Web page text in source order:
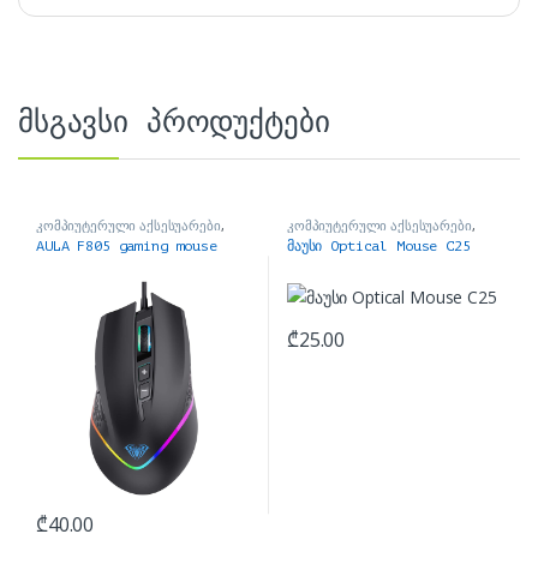
მსგავსი პროდუქტები
კომპიუტერული აქსესუარები,
მაუსები
AULA F805 gaming mouse
₾40.00
კომპიუტერული აქსესუარები,
მაუსები
მაუსი Optical Mouse C25
₾25.00